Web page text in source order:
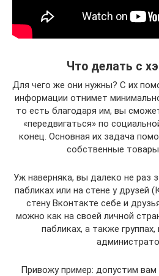
Что делать с
Для чего же они нужны? С их
информации отнимет
то есть благодаря им, вы
«передвигаться» по
конец. Основная их задача
собственные товары
Уж наверняка, вы далеко не раз
пабликах или на стене у друзей
стену Вконтакте себе и
можно как на своей личной
пабликах, а также
Привожу пример: допустим